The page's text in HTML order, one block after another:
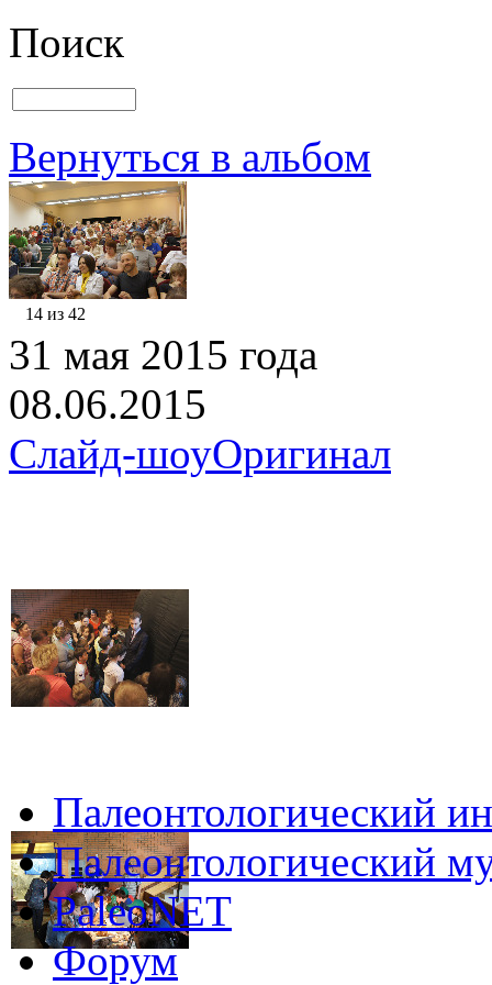
Поиск
Вернуться в альбом
14 из 42
31 мая 2015 года
08.06.2015
Слайд-шоуОригинал
Палеонтологический
Палеонтологический
PaleoNET
Форум